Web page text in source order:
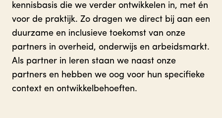
kennisbasis die we verder ontwikkelen in, met én
voor de praktijk. Zo dragen we direct bij aan een
duurzame en inclusieve toekomst van onze
partners in overheid, onderwijs en arbeidsmarkt.
Als partner in leren staan we naast onze
partners en hebben we oog voor hun specifieke
context en ontwikkelbehoeften.